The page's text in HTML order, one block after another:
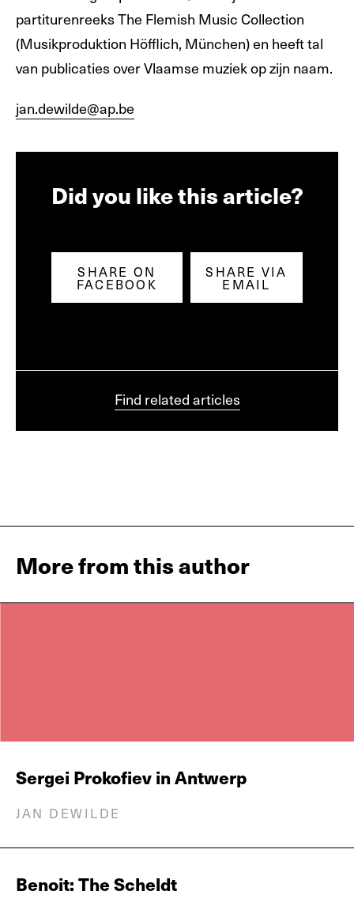
partiturenreeks The Flemish Music Collection
(Musikproduktion Höfflich, München) en heeft tal
van publicaties over Vlaamse muziek op zijn naam.
jan.dewilde@ap.be
Did you like this article?
SHARE ON
FACEBOOK
SHARE VIA
EMAIL
Find related articles
More from this author
Sergei Prokofiev in Antwerp
JAN DEWILDE
Benoit: The Scheldt